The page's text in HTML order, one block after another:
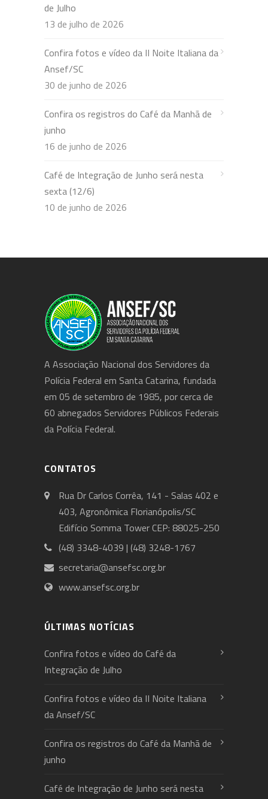
de Julho
13 de julho de 2026
Confira fotos e vídeo da II Noite Italiana da
Ansef/SC
30 de junho de 2026
Confira os registros do Café da Manhã de
junho
16 de junho de 2026
Café de Integração de Junho será nesta
sexta (12/6)
10 de junho de 2026
A Associação Nacional dos Servidores da
Polícia Federal em Santa Catarina, fundada
em 05 de setembro de 1985, por cerca de
60 abnegados Servidores Públicos Federais
da Polícia Federal.
CONTATOS
Rua Dr Carlos Corrêa, 141 - Salas 402 e
403, Agronômica Florianópolis/SC
Edifício Somma Tower CEP: 88025-250
(48) 3348-4039 | (48) 3248-1767
secretaria@ansefsc.org.br
www.ansefsc.org.br
ÚLTIMAS NOTÍCIAS
Confira fotos e vídeo do Café da
Integração de Julho
Confira fotos e vídeo da II Noite Italiana
da Ansef/SC
Confira os registros do Café da Manhã de
junho
Café de Integração de Junho será nesta